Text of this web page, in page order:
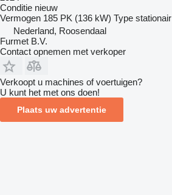
Conditie nieuw
Vermogen 185 PK (136 kW) Type stationair
Nederland, Roosendaal
Furmet B.V.
Contact opnemen met verkoper
Verkoopt u machines of voertuigen?
U kunt het met ons doen!
Plaats uw advertentie